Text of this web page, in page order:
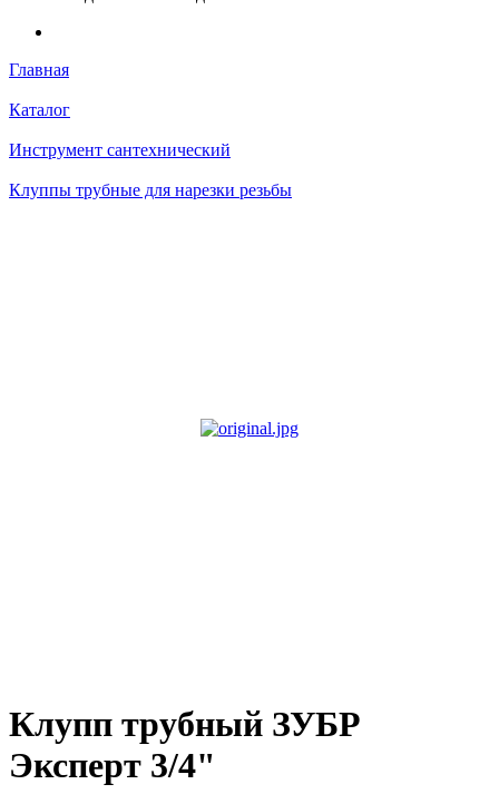
Главная
Каталог
Инструмент сантехнический
Клуппы трубные для нарезки резьбы
Клупп трубный ЗУБР
Эксперт 3/4"